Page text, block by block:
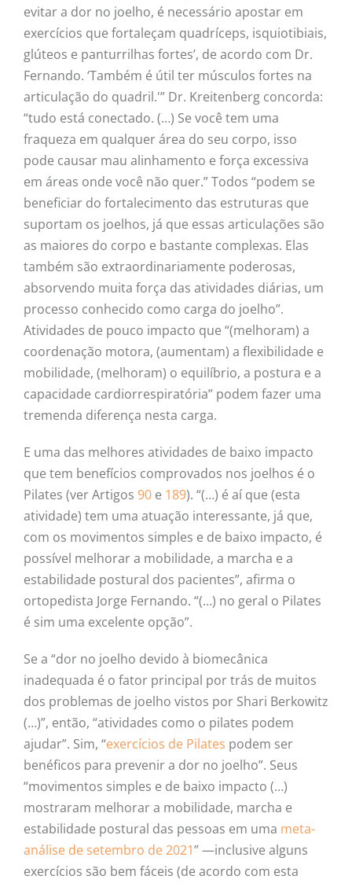
evitar a dor no joelho, é necessário apostar em
exercícios que fortaleçam quadríceps, isquiotibiais,
glúteos e panturrilhas fortes’, de acordo com Dr.
Fernando. ‘Também é útil ter músculos fortes na
articulação do quadril.'” Dr. Kreitenberg concorda:
“tudo está conectado. (…) Se você tem uma
fraqueza em qualquer área do seu corpo, isso
pode causar mau alinhamento e força excessiva
em áreas onde você não quer.” Todos “podem se
beneficiar do fortalecimento das estruturas que
suportam os joelhos, já que essas articulações são
as maiores do corpo e bastante complexas. Elas
também são extraordinariamente poderosas,
absorvendo muita força das atividades diárias, um
processo conhecido como carga do joelho”.
Atividades de pouco impacto que “(melhoram) a
coordenação motora, (aumentam) a flexibilidade e
mobilidade, (melhoram) o equilíbrio, a postura e a
capacidade cardiorrespiratória” podem fazer uma
tremenda diferença nesta carga.
E uma das melhores atividades de baixo impacto
que tem benefícios comprovados nos joelhos é o
Pilates (ver Artigos 90 e 189). “(…) é aí que (esta
atividade) tem uma atuação interessante, já que,
com os movimentos simples e de baixo impacto, é
possível melhorar a mobilidade, a marcha e a
estabilidade postural dos pacientes”, afirma o
ortopedista Jorge Fernando. “(…) no geral o Pilates
é sim uma excelente opção”.
Se a “dor no joelho devido à biomecânica
inadequada é o fator principal por trás de muitos
dos problemas de joelho vistos por Shari Berkowitz
(…)”, então, “atividades como o pilates podem
ajudar”. Sim, “exercícios de Pilates podem ser
benéficos para prevenir a dor no joelho”. Seus
“movimentos simples e de baixo impacto (…)
mostraram melhorar a mobilidade, marcha e
estabilidade postural das pessoas em uma meta-
análise de setembro de 2021” —inclusive alguns
exercícios são bem fáceis (de acordo com esta